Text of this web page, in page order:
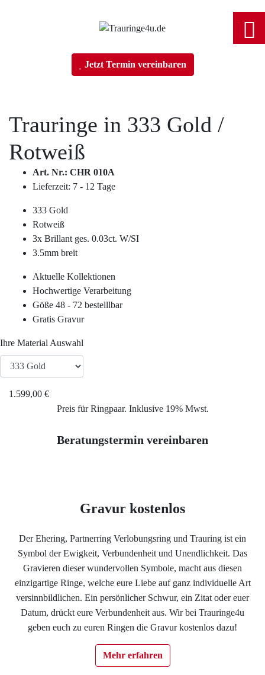
Jetzt Termin vereinbaren
Trauringe in 333 Gold /
Rotweiß
Art. Nr.: CHR 010A
Lieferzeit: 7 - 12 Tage
333 Gold
Rotweiß
3x Brillant ges. 0.03ct. W/SI
3.5mm breit
Aktuelle Kollektionen
Hochwertige Verarbeitung
Göße 48 - 72 bestelllbar
Gratis Gravur
Ihre Material Auswahl
1.599,00 €
Preis für Ringpaar. Inklusive 19% Mwst.
Beratungstermin vereinbaren
Gravur kostenlos
Der Ehering, Partnerring Verlobungsring und Trauring ist ein
Symbol der Ewigkeit, Verbundenheit und Unendlichkeit. Das
Gravieren dieser wundervollen Symbole, macht aus diesen
einzigartige Ringe, welche eure Liebe auf ganz individuelle Art
versinnbildlichen. Ein persönlicher Schwur, ein Zitat oder euer
Datum, drückt eure Verbundenheit aus. Wir bei Trauringe4u
geben euch zu euren Ringen die Gravur kostenlos dazu!
Mehr erfahren
Home
Verlobungsringe
Filialen
Ringgröße ermitteln
Ringgrößen Tabelle
Trauring-Etui kostenlos
Kostenlose Gravur
Kontakt
Datenschutzerklärung
Impressum
Individuelle Trauringe
Ratgeber
Uhren Schmuck Reparatur Service